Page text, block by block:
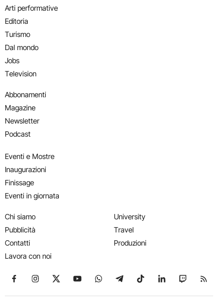
Arti performative
Editoria
Turismo
Dal mondo
Jobs
Television
Abbonamenti
Magazine
Newsletter
Podcast
Eventi e Mostre
Inaugurazioni
Finissage
Eventi in giornata
Chi siamo
Pubblicità
Contatti
Lavora con noi
University
Travel
Produzioni
Seguici su Facebook
Seguici su Instagram
Seguici su X
Seguici su YouTube
Seguici su WhatsApp
Seguici su Telegram
Seguici su TikTok
Seguici su
Seguici